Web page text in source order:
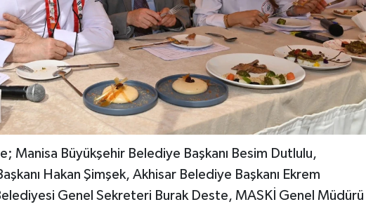
Manisa Büyükşehir Belediye Başkanı Besim Dutlulu,
Hakan Şimşek, Akhisar Belediye Başkanı Ekrem
Genel Sekreteri Burak Deste, MASKİ Genel Müdürü